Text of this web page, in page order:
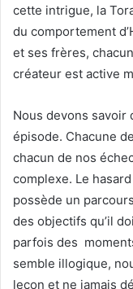
cette intrigue, la
du comportement
et ses frères,
créateur est active
Nous devons savoir
épisode. Chacune
chacun de nos
complexe. Le
possède un
des objectifs qu’il
parfois des
semble illogique,
leçon et ne jamais